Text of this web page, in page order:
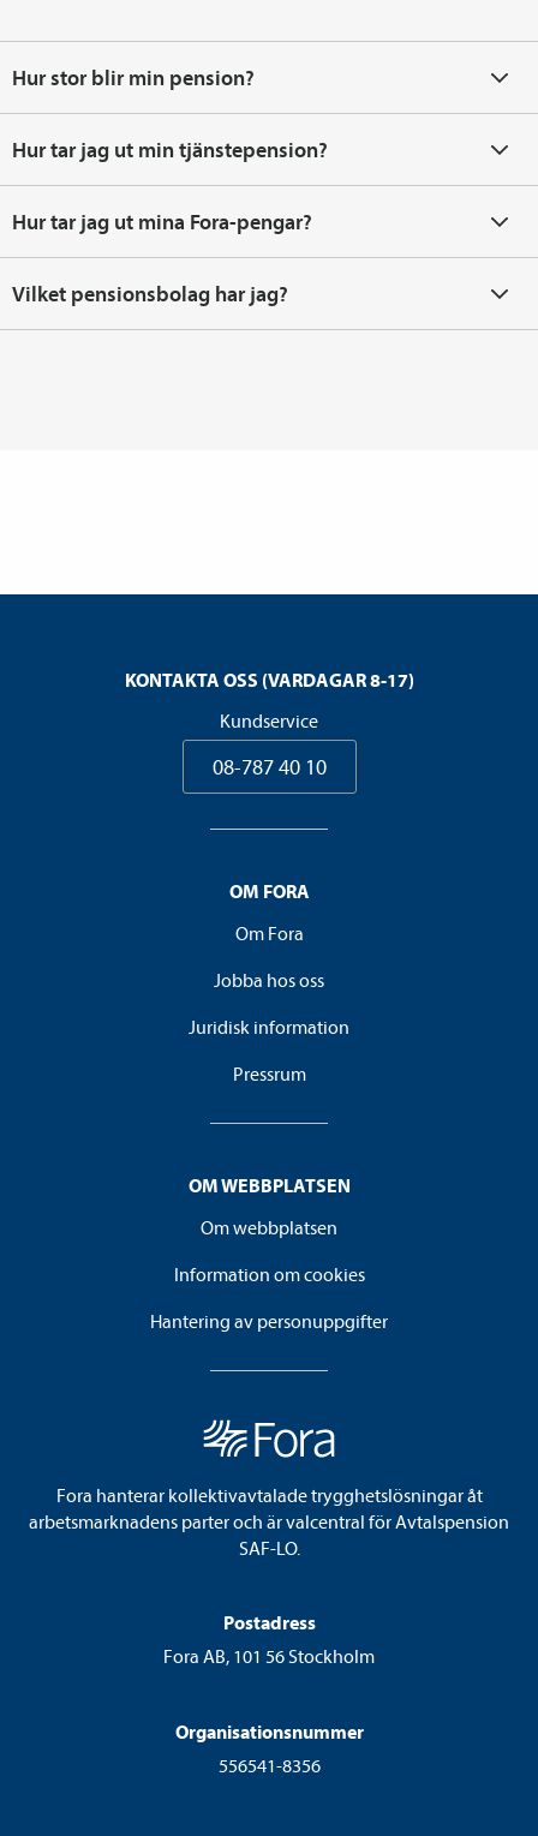
Hur stor blir min pension?
Hur tar jag ut min tjänste­pension?
Hur tar jag ut mina Fora-pengar?
Vilket pensions­bolag har jag?
KONTAKTA OSS (VARDAGAR 8-17)
Kundservice
08-787 40 10
OM FORA
Om Fora
Jobba hos oss
Juridisk information
Pressrum
OM WEBBPLATSEN
Om webbplatsen
Information om cookies
Hantering av personuppgifter
Fora hanterar kollektivavtalade trygghetslösningar åt
arbetsmarknadens parter och är valcentral för Avtalspension
SAF-LO.
Postadress
Fora AB, 101 56 Stockholm
Organisationsnummer
556541-8356